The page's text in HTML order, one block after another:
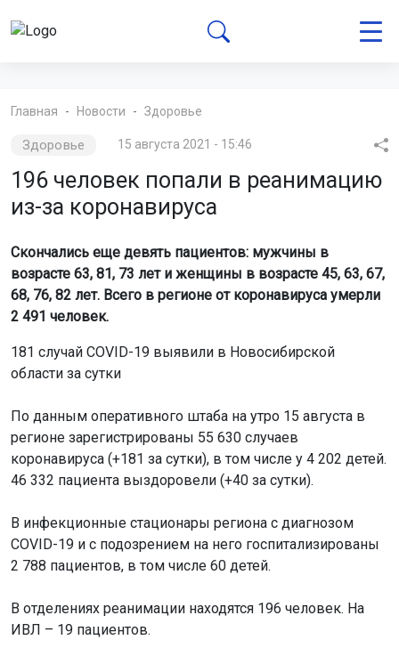
Главная Новости Здоровье
Здоровье 15 августа 2021 - 15:46
196 человек попали в реанимацию
из-за коронавируса
Скончались еще девять пациентов: мужчины в
возрасте 63, 81, 73 лет и женщины в возрасте 45, 63, 67,
68, 76, 82 лет. Всего в регионе от коронавируса умерли
2 491 человек.
181 случай COVID-19 выявили в Новосибирской
области за сутки
По данным оперативного штаба на утро 15 августа в
регионе зарегистрированы 55 630 случаев
коронавируса (+181 за сутки), в том числе у 4 202 детей.
46 332 пациента выздоровели (+40 за сутки).
В инфекционные стационары региона с диагнозом
COVID-19 и с подозрением на него госпитализированы
2 788 пациентов, в том числе 60 детей.
В отделениях реанимации находятся 196 человек. На
ИВЛ – 19 пациентов.